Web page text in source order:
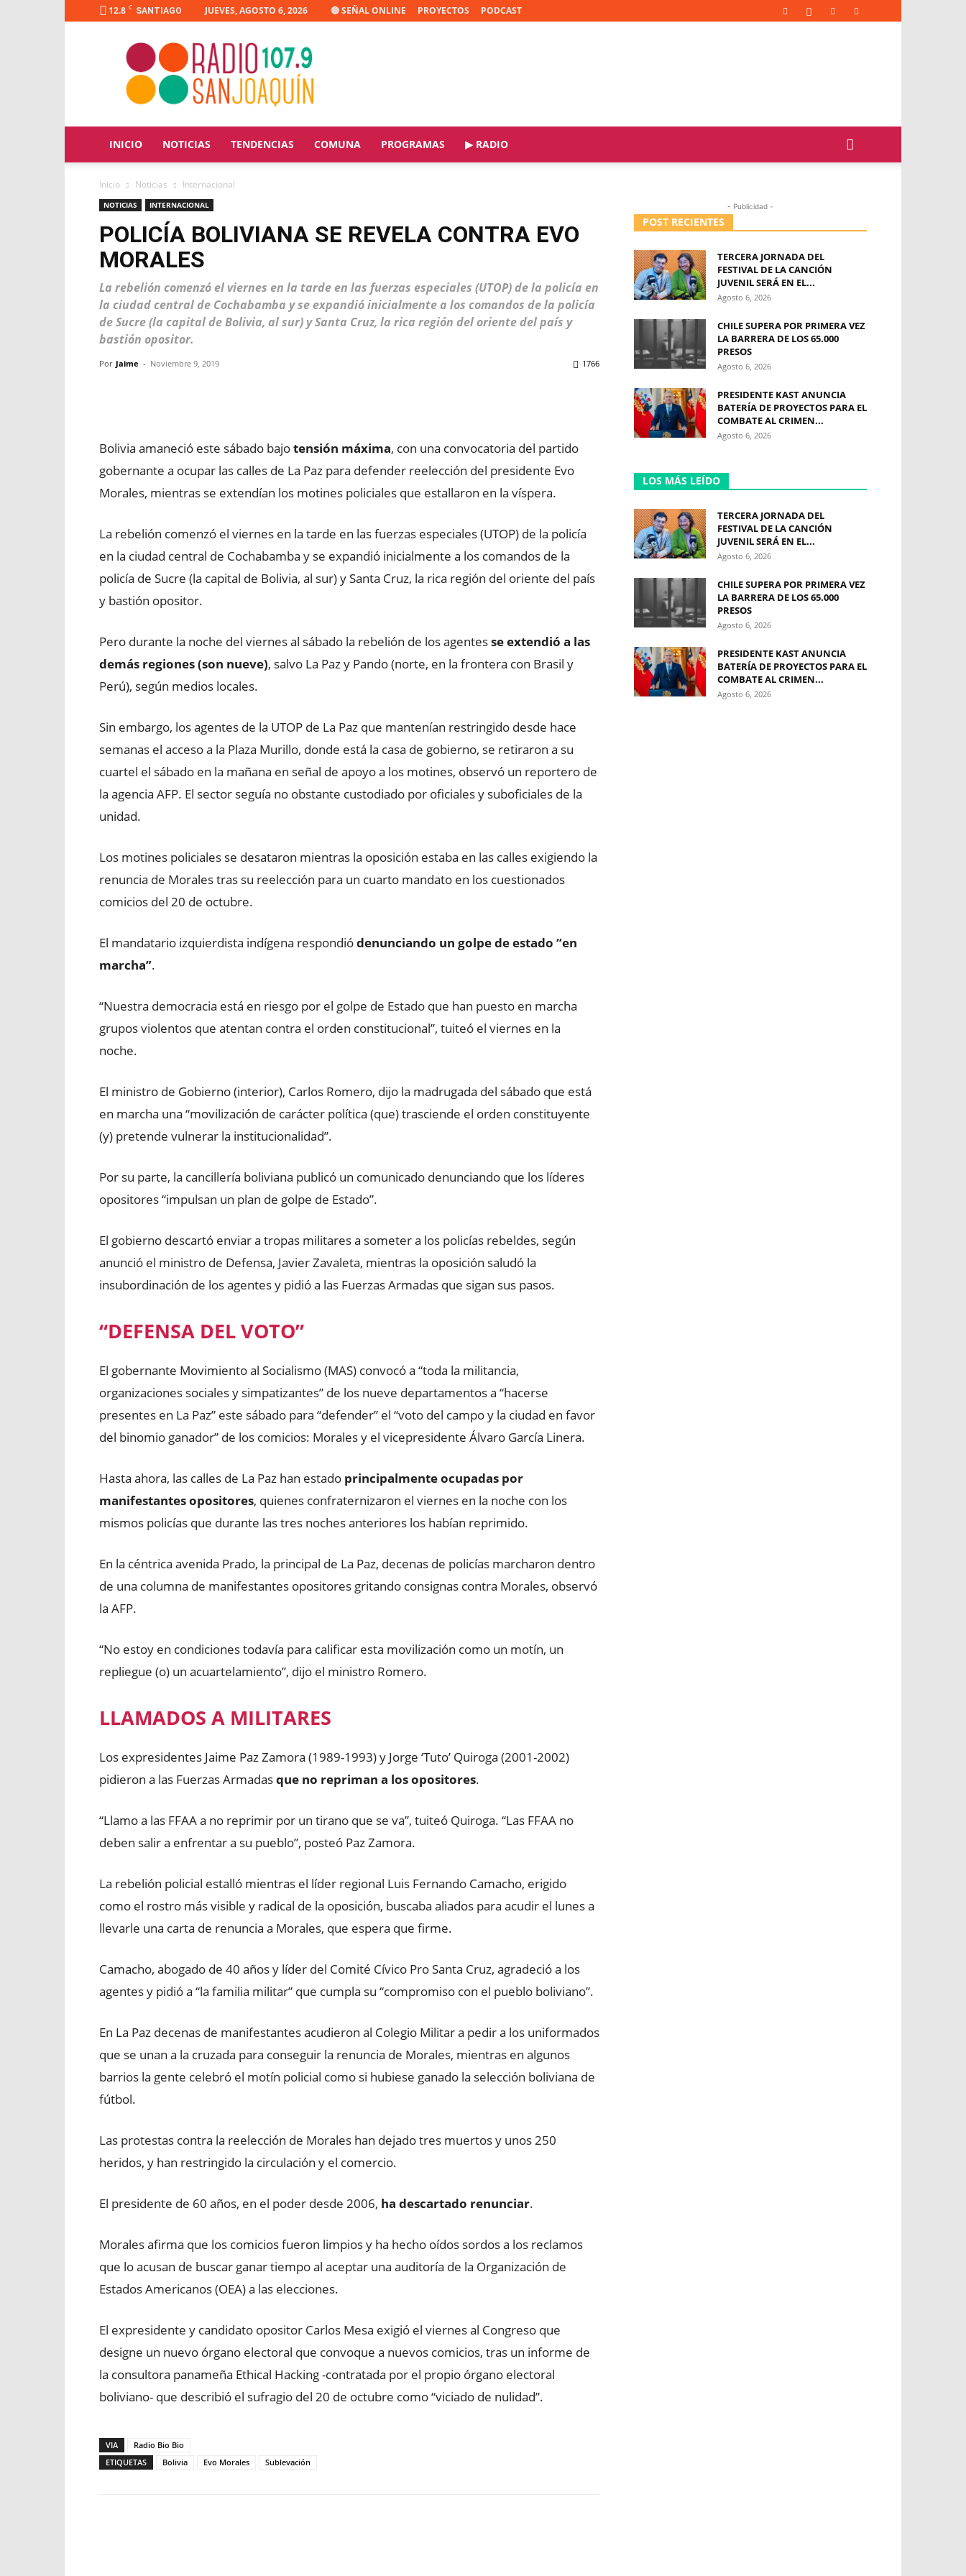
12.8 C SANTIAGO JUEVES, AGOSTO 6, 2026 🔴 SEÑAL ONLINE PROYECTOS PODCAST
Radio
Joaquín
INICIO NOTICIAS TENDENCIAS COMUNA PROGRAMAS ▶ RADIO
Inicio Noticias Internacional
NOTICIAS INTERNACIONAL
POLICÍA BOLIVIANA SE REVELA CONTRA EVO
MORALES
La rebelión comenzó el viernes en la tarde en las fuerzas especiales (UTOP) de la policía en
la ciudad central de Cochabamba y se expandió inicialmente a los comandos de la policía
de Sucre (la capital de Bolivia, al sur) y Santa Cruz, la rica región del oriente del país y
bastión opositor.
Por Jaime - Noviembre 9, 2019 1766
Bolivia amaneció este sábado bajotensión máxima, con una convocatoria del partido
gobernante a ocupar las calles de La Paz para defender reelección del presidente Evo
Morales, mientras se extendían los motines policiales que estallaron en la víspera.
La rebelión comenzó el viernes en la tarde en las fuerzas especiales (UTOP) de la policía
en la ciudad central de Cochabamba y se expandió inicialmente a los comandos de la
policía de Sucre (la capital de Bolivia, al sur) y Santa Cruz, la rica región del oriente del país
y bastión opositor.
Pero durante la noche del viernes al sábado la rebelión de los agentesse extendió a las
demás regiones (son nueve), salvo La Paz y Pando (norte, en la frontera con Brasil y
Perú), según medios locales.
Sin embargo, los agentes de la UTOP de La Paz que mantenían restringido desde hace
semanas el acceso a la Plaza Murillo, donde está la casa de gobierno, se retiraron a su
cuartel el sábado en la mañana en señal de apoyo a los motines, observó un reportero de
la agencia AFP. El sector seguía no obstante custodiado por oficiales y suboficiales de la
unidad.
Los motines policiales se desataron mientras la oposición estaba en las calles exigiendo la
renuncia de Morales tras su reelección para un cuarto mandato en los cuestionados
comicios del 20 de octubre.
El mandatario izquierdista indígena respondiódenunciando un golpe de estado “en
marcha”.
“Nuestra democracia está en riesgo por el golpe de Estado que han puesto en marcha
grupos violentos que atentan contra el orden constitucional”, tuiteó el viernes en la
noche.
El ministro de Gobierno (interior), Carlos Romero, dijo la madrugada del sábado que está
en marcha una “movilización de carácter política (que) trasciende el orden constituyente
(y) pretende vulnerar la institucionalidad”.
Por su parte, la cancillería boliviana publicó un comunicado denunciando que los líderes
opositores “impulsan un plan de golpe de Estado”.
El gobierno descartó enviar a tropas militares a someter a los policías rebeldes, según
anunció el ministro de Defensa, Javier Zavaleta, mientras la oposición saludó la
insubordinación de los agentes y pidió a las Fuerzas Armadas que sigan sus pasos.
“DEFENSA DEL VOTO”
El gobernante Movimiento al Socialismo (MAS) convocó a “toda la militancia,
organizaciones sociales y simpatizantes” de los nueve departamentos a “hacerse
presentes en La Paz” este sábado para “defender” el “voto del campo y la ciudad en favor
del binomio ganador” de los comicios: Morales y el vicepresidente Álvaro García Linera.
Hasta ahora, las calles de La Paz han estado principalmente ocupadas por
manifestantes opositores, quienes confraternizaron el viernes en la noche con los
mismos policías que durante las tres noches anteriores los habían reprimido.
En la céntrica avenida Prado, la principal de La Paz, decenas de policías marcharon dentro
de una columna de manifestantes opositores gritando consignas contra Morales, observó
la AFP.
“No estoy en condiciones todavía para calificar esta movilización como un motín, un
repliegue (o) un acuartelamiento”, dijo el ministro Romero.
LLAMADOS A MILITARES
Los expresidentes Jaime Paz Zamora (1989-1993) y Jorge ‘Tuto’ Quiroga (2001-2002)
pidieron a las Fuerzas Armadasque no repriman a los opositores.
“Llamo a las FFAA a no reprimir por un tirano que se va”, tuiteó Quiroga. “Las FFAA no
deben salir a enfrentar a su pueblo”, posteó Paz Zamora.
La rebelión policial estalló mientras el líder regional Luis Fernando Camacho, erigido
como el rostro más visible y radical de la oposición, buscaba aliados para acudir el lunes a
llevarle una carta de renuncia a Morales, que espera que firme.
Camacho, abogado de 40 años y líder del Comité Cívico Pro Santa Cruz, agradeció a los
agentes y pidió a “la familia militar” que cumpla su “compromiso con el pueblo boliviano”.
En La Paz decenas de manifestantes acudieron al Colegio Militar a pedir a los uniformados
que se unan a la cruzada para conseguir la renuncia de Morales, mientras en algunos
barrios la gente celebró el motín policial como si hubiese ganado la selección boliviana de
fútbol.
Las protestas contra la reelección de Morales han dejado tres muertos y unos 250
heridos, y han restringido la circulación y el comercio.
El presidente de 60 años, en el poder desde 2006, ha descartado renunciar.
Morales afirma que los comicios fueron limpios y ha hecho oídos sordos a los reclamos
que lo acusan de buscar ganar tiempo al aceptar una auditoría de la Organización de
Estados Americanos (OEA) a las elecciones.
El expresidente y candidato opositor Carlos Mesa exigió el viernes al Congreso que
designe un nuevo órgano electoral que convoque a nuevos comicios, tras un informe de
la consultora panameña Ethical Hacking -contratada por el propio órgano electoral
boliviano- que describió el sufragio del 20 de octubre como “viciado de nulidad”.
VIA
Radio Bio Bio
ETIQUETAS
Bolivia Evo Morales Sublevación
- Publicidad -
POST RECIENTES
TERCERA JORNADA DEL
FESTIVAL DE LA CANCIÓN
JUVENIL SERÁ EN EL...
Agosto 6, 2026
CHILE SUPERA POR PRIMERA VEZ
LA BARRERA DE LOS 65.000
PRESOS
Agosto 6, 2026
PRESIDENTE KAST ANUNCIA
BATERÍA DE PROYECTOS PARA EL
COMBATE AL CRIMEN...
Agosto 6, 2026
LOS MÁS LEÍDO
TERCERA JORNADA DEL
FESTIVAL DE LA CANCIÓN
JUVENIL SERÁ EN EL...
Agosto 6, 2026
CHILE SUPERA POR PRIMERA VEZ
LA BARRERA DE LOS 65.000
PRESOS
Agosto 6, 2026
PRESIDENTE KAST ANUNCIA
BATERÍA DE PROYECTOS PARA EL
COMBATE AL CRIMEN...
Agosto 6, 2026